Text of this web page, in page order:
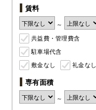
賃料
～
共益費・管理費含
駐車場代含
敷金なし
礼金なし
専有面積
～